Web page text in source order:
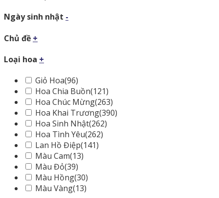
Ngày sinh nhật -
Chủ đề +
Loại hoa +
Giỏ Hoa(96)
Hoa Chia Buồn(121)
Hoa Chúc Mừng(263)
Hoa Khai Trương(390)
Hoa Sinh Nhật(262)
Hoa Tình Yêu(262)
Lan Hồ Điệp(141)
Màu Cam(13)
Màu Đỏ(39)
Màu Hồng(30)
Màu Vàng(13)